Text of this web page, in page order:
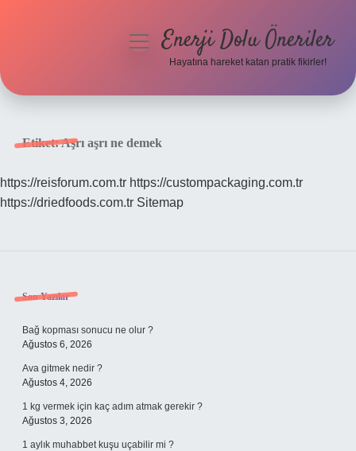
Hakkımızda
menüyüEnerji Dolu Öneriler
Hayatına hareket katan pratik fikirler!
Etiket:Aşrı aşrı ne demek
https://reisforum.com.tr https://custompackaging.com.tr
https://driedfoods.com.tr Sitemap
Sidebar
Son Yazılar
Bağ kopması sonucu ne olur ?
Ağustos 6, 2026
Ava gitmek nedir ?
Ağustos 4, 2026
1 kg vermek için kaç adım atmak gerekir ?
Ağustos 3, 2026
1 aylık muhabbet kuşu uçabilir mi ?